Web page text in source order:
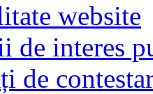
website
de interes
de